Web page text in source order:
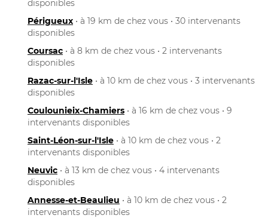
disponibles
Périgueux • à 19 km de chez vous • 30 intervenants
disponibles
Coursac • à 8 km de chez vous • 2 intervenants
disponibles
Razac-sur-l'Isle • à 10 km de chez vous • 3 intervenants
disponibles
Coulounieix-Chamiers • à 16 km de chez vous • 9
intervenants disponibles
Saint-Léon-sur-l'Isle • à 10 km de chez vous • 2
intervenants disponibles
Neuvic • à 13 km de chez vous • 4 intervenants
disponibles
Annesse-et-Beaulieu • à 10 km de chez vous • 2
intervenants disponibles